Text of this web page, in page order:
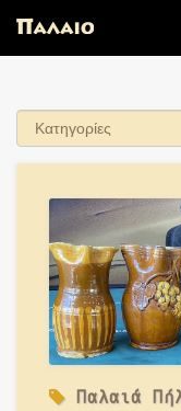
Παλαιά